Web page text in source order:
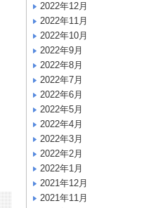
2022年12月
2022年11月
2022年10月
2022年9月
2022年8月
2022年7月
2022年6月
2022年5月
2022年4月
2022年3月
2022年2月
2022年1月
2021年12月
2021年11月